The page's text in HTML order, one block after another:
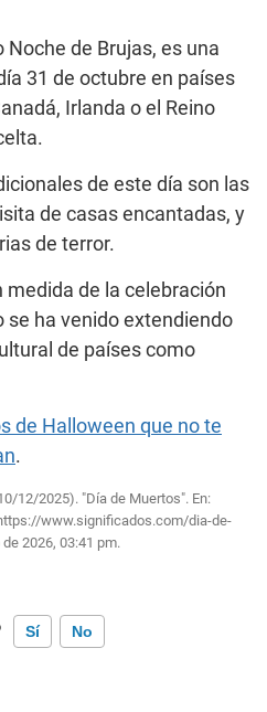
de Brujas, es una
31 de octubre en países
Irlanda o el Reino
de este día son las
de casas encantadas, y
de terror.
medida de la celebración
se ha venido extendiendo
de países como
de Halloween que no te
.
12/2025). "Día de Muertos". En:
www.significados.com/dia-de-
2026, 03:41 pm.
Sí No
incorrecta